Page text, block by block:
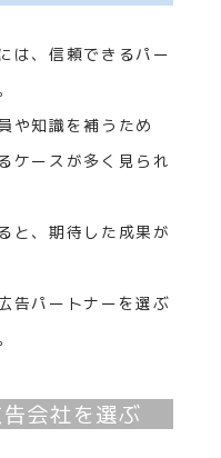
は、信頼できるパー
や知識を補うため
ケースが多く見られ
と、期待した成果が
告パートナーを選ぶ
会社を選ぶ